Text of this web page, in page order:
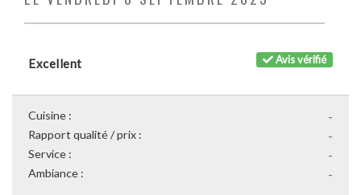
Avis vérifié
Excellent
-
Cuisine :
-
Rapport qualité / prix :
-
Service :
-
Ambiance :